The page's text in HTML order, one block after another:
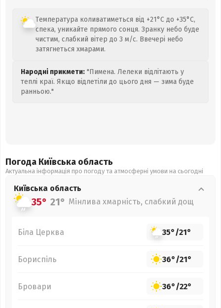
Температура коливатиметься від +21°C до +35°C,
спека, уникайте прямого сонця. Зранку небо буде
чистим, слабкий вітер до 3 м/с. Ввечері небо
затягнеться хмарами.
Народні прикмети: "Пимена. Лелеки відлітають у
теплі краї. Якщо відлетіли до цього дня — зима буде
ранньою."
Погода Київська область
Актуальна інформація про погоду та атмосферні умови на сьогодні
Київська область
35° 21° Мінлива хмарність, слабкий дощ
Біла Церква 35°/21°
Бориспіль 36°/21°
Бровари 36°/22°